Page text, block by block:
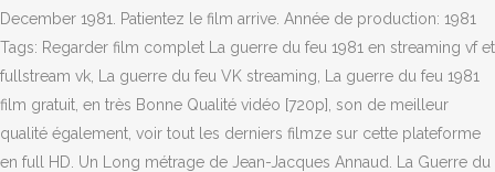
December 1981. Patientez le film arrive. Année de production: 1981
Tags: Regarder film complet La guerre du feu 1981 en streaming vf et
fullstream vk, La guerre du feu VK streaming, La guerre du feu 1981
film gratuit, en très Bonne Qualité vidéo [720p], son de meilleur
qualité également, voir tout les derniers filmze sur cette plateforme
en full HD. Un Long métrage de Jean-Jacques Annaud. La Guerre du